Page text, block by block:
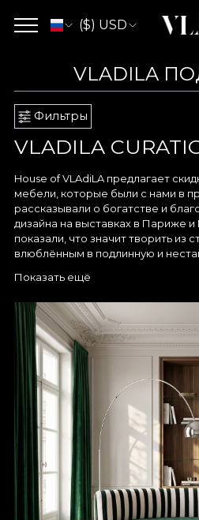
($) USD
VLADILA
Фильтры
VLADILA
House of VLAdiLA предлагает
мебели, которые были с нами в
рассказывали о богатстве и
дизайна на выставках в Париже
показали, что значит творить из
влюблённым в подлинную и
героями недавних интервью и
Те, которые наполнили нашу
элегантностью, и которые мы
вам. Потому что ничто не
предметы, наполненные
красиво прожитой радостью.
Показать ещё